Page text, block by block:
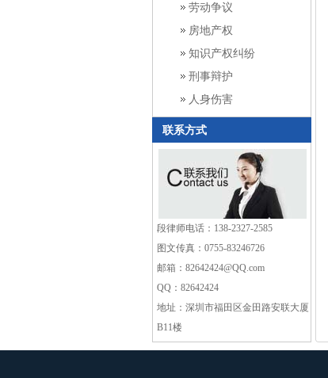
劳动争议
房地产权
知识产权纠纷
刑事辩护
人身伤害
联系方式
段律师电话：138-2327-2585
图文传真：0755-83246726
邮箱：82642424@QQ.com
QQ：82642424
地址：深圳市福田区金田路安联大厦
B11楼